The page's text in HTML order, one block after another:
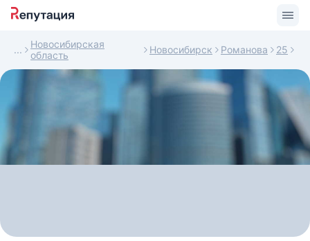
Новосибирская
область
Новосибирск Романова 25